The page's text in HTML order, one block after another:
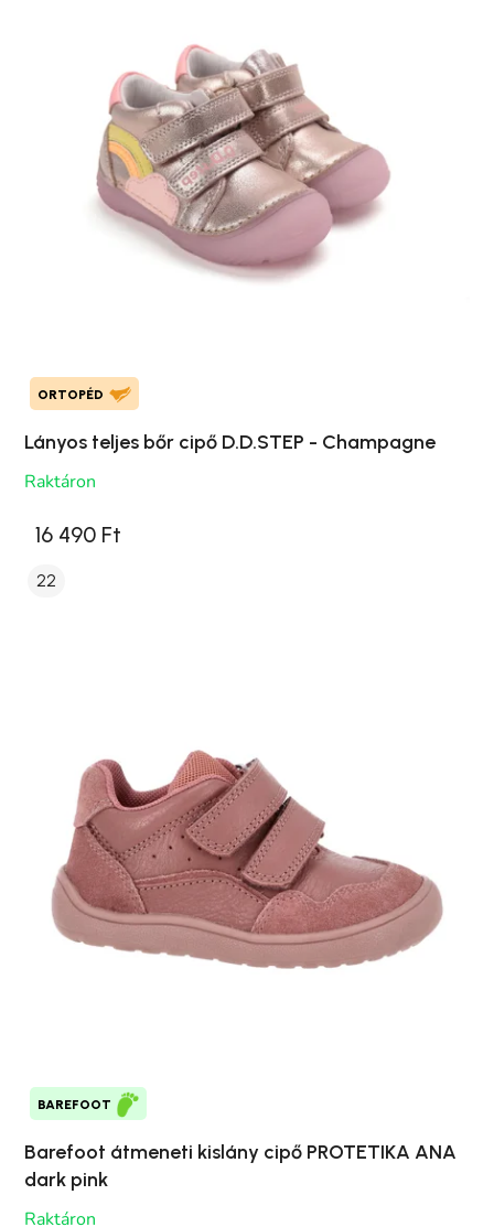
ORTOPÉD
Lányos teljes bőr cipő D.D.STEP - Champagne
Raktáron
16 490 Ft
22
BAREFOOT
Barefoot átmeneti kislány cipő PROTETIKA ANA
dark pink
Raktáron